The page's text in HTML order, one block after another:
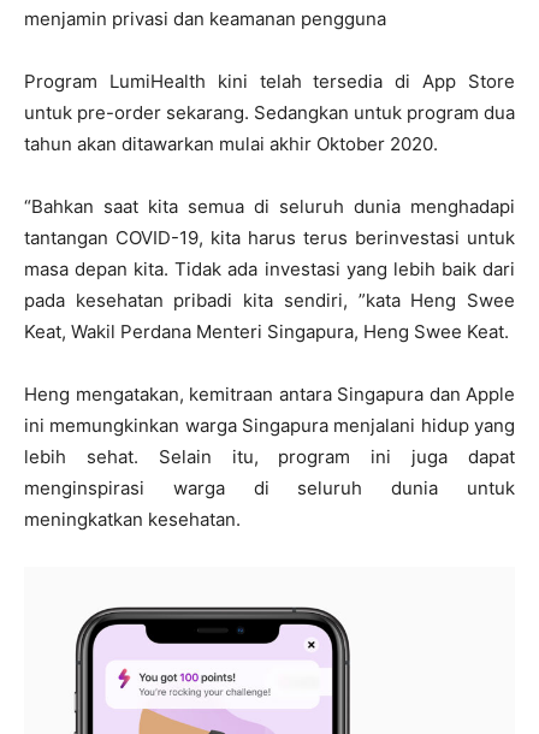
menjamin privasi dan keamanan pengguna
Program LumiHealth kini telah tersedia di App Store
untuk pre-order sekarang. Sedangkan untuk program dua
tahun akan ditawarkan mulai akhir Oktober 2020.
“Bahkan saat kita semua di seluruh dunia menghadapi
tantangan COVID-19, kita harus terus berinvestasi untuk
masa depan kita. Tidak ada investasi yang lebih baik dari
pada kesehatan pribadi kita sendiri, ”kata Heng Swee
Keat, Wakil Perdana Menteri Singapura, Heng Swee Keat.
Heng mengatakan, kemitraan antara Singapura dan Apple
ini memungkinkan warga Singapura menjalani hidup yang
lebih sehat. Selain itu, program ini juga dapat
menginspirasi warga di seluruh dunia untuk
meningkatkan kesehatan.